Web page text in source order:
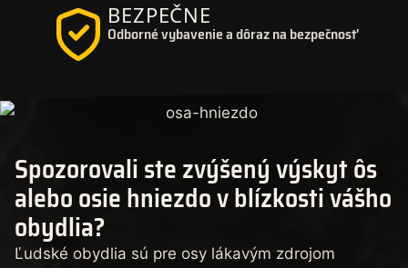
BEZPEČNE
Odborné vybavenie a dôraz na bezpečnosť
Spozorovali ste zvýšený výskyt ôs
alebo osie hniezdo v blízkosti vášho
obydlia?
Ľudské obydlia sú pre osy lákavým zdrojom